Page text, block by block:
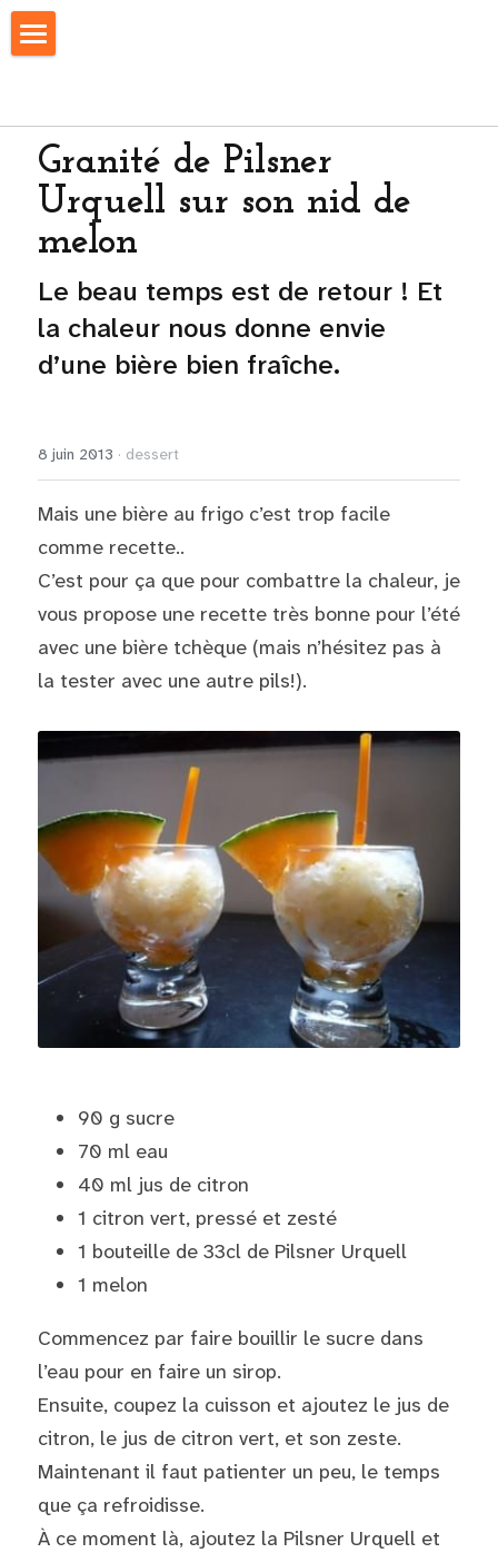
Notre sélection
Nos collabs
Swags
Autour de la bière
Biérologie
Où et quand ?
Nous contacter
Réseaux sociaux
English
POWERED BY
Granité de Pilsner
Urquell sur son nid de
melon
Le beau temps est de retour ! Et
la chaleur nous donne envie
d’une bière bien fraîche.
8 juin 2013 · dessert
Mais une bière au frigo c’est trop facile
comme recette..
C’est pour ça que pour combattre la chaleur, je
vous propose une recette très bonne pour l’été
avec une bière tchèque (mais n’hésitez pas à
la tester avec une autre pils!).
90 g sucre
70 ml eau
40 ml jus de citron
1 citron vert, pressé et zesté
1 bouteille de 33cl de Pilsner Urquell
1 melon
Commencez par faire bouillir le sucre dans
l’eau pour en faire un sirop.
Ensuite, coupez la cuisson et ajoutez le jus de
citron, le jus de citron vert, et son zeste.
Maintenant il faut patienter un peu, le temps
que ça refroidisse.
À ce moment là, ajoutez la Pilsner Urquell et